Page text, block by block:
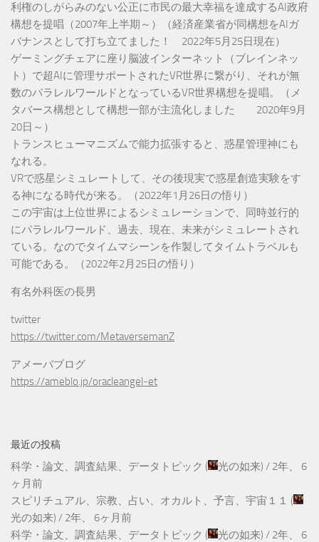
利権のしがらみのない公正に市民の最大幸福を達成するAI政府
構想を提唱（2007年上半期～）（経済産業省が同構想をAIガ
バナンスとして打ち立てました！ 2022年5月25日現在）
ゲーミングチェアに座り脳波インターネット（ブレインネッ
ト）で超AIに管理サポートされたVR世界に繋がり、それが無
数のパラレルワールドとなっているVR世界構想を提唱。（メ
タバース構想として構想一部が主流化しました 2020年9月
20日～）
トランスヒューマニズムで能力拡張すると、惑星管理神にも
なれる。
VRで惑星シミュレートして、その後現実で惑星創造実験をす
る神になる時代が来る。（2022年1月26日の悟り）
この宇宙は上位世界によるシミュレーションで、同時並行的
にパラレルワールド、過去、現在、未来がシミュレートされ
ている。なのでタイムマシーンを作製してタイムトラベルも
可能である。（2022年2月25日の悟り）
有名外科医の長男
twitter
https://twitter.com/MetaversemanZ
アメーバブログ
https://ameblo.jp/oracleangel-et
最近の投稿
科学・論文、調査結果、データトピック ( 光の如来) / 2年、 6
ヶ月前
スピリチュアル、宗教、占い、オカルト、予言、宇宙１１ (
光の如来) / 2年、 6ヶ月前
科学・論文、調査結果、データトピック ( 光の如来) / 2年、 6